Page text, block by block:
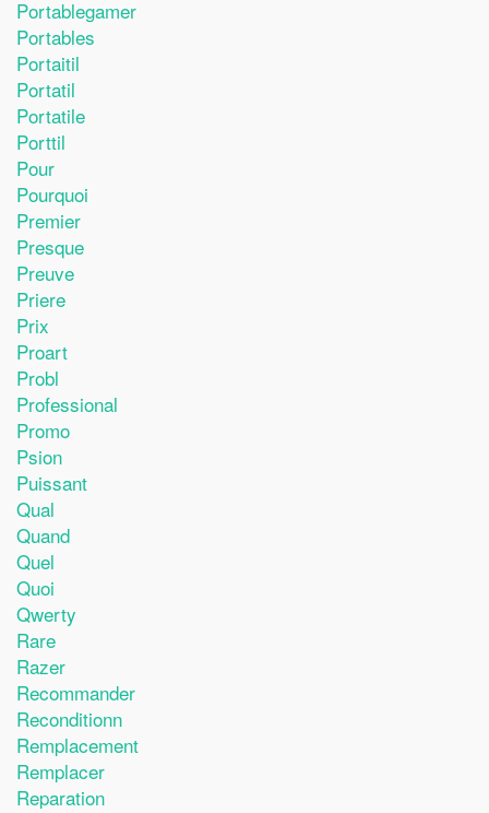
Portablegamer
Portables
Portaitil
Portatil
Portatile
Porttil
Pour
Pourquoi
Premier
Presque
Preuve
Priere
Prix
Proart
Probl
Professional
Promo
Psion
Puissant
Qual
Quand
Quel
Quoi
Qwerty
Rare
Razer
Recommander
Reconditionn
Remplacement
Remplacer
Reparation